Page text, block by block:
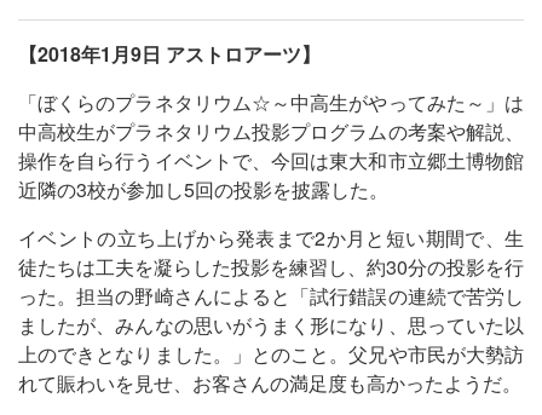
【2018年1月9日 アストロアーツ】
「ぼくらのプラネタリウム☆～中高生がやってみた～」は
中高校生がプラネタリウム投影プログラムの考案や解説、
操作を自ら行うイベントで、今回は東大和市立郷土博物館
近隣の3校が参加し5回の投影を披露した。
イベントの立ち上げから発表まで2か月と短い期間で、生
徒たちは工夫を凝らした投影を練習し、約30分の投影を行
った。担当の野崎さんによると「試行錯誤の連続で苦労し
ましたが、みんなの思いがうまく形になり、思っていた以
上のできとなりました。」とのこと。父兄や市民が大勢訪
れて賑わいを見せ、お客さんの満足度も高かったようだ。